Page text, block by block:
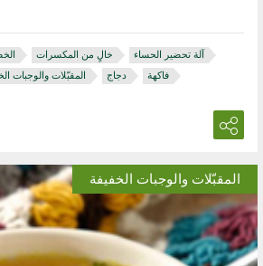
خالٍ من المكسرات
آلة تحضير الحساء
المقبّلات والوجبات دجاج فاكهة
المقبّلات والوجبات الخفيفة